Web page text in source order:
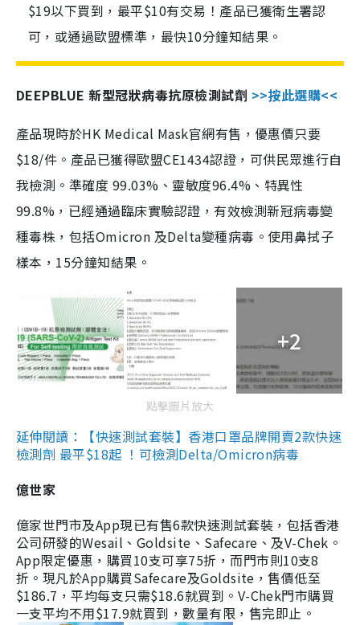
$19以下買到，最平$10有交易！產品已獲衛生署認
可，或通過歐盟標準，最快10分鐘知結果。
DEEPBLUE 新型冠狀病毒抗原檢測試劑 >>按此選購<<
產品現時於HK Medical Mask官網有售，優惠價只要
$18/件。產品已獲得歐盟CE1434認證，可供民眾進行自
我檢測。準確度 99.03%、靈敏度96.4%、特異性
99.8%，已經通過臨床實驗認證，有效檢測新冠病毒變
種毒株，包括Omicron 及Delta變種病毒。使用鼻拭子
樣本，15分鐘知結果。
+2
點擊圖片放大
延伸閱讀：【快速測試套裝】香港口罩品牌開賣2款快速
檢測劑 最平$18起 ！可檢測Delta/Omicron病毒
億世家
億家世門市及App現已有售6款快速測試套裝，包括香港
公司研發的Wesail、Goldsite、Safecare、及V-Chek。
App限定優惠，購買10支可享75折，而門市則10支8
折。現凡於App購買Safecare及Goldsite，售價低至
$186.7，平均每支只需$18.6就買到。V-Chek門市購買
一支平均不用$17.9就買到，數量有限，售完即止。